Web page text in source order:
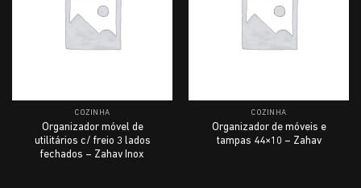
COZINHA
Organizador móvel de
utilitários c/ freio 3 lados
fechados – Zahav Inox
COZINHA
Organizador de móveis e
tampas 44×10 – Zahav